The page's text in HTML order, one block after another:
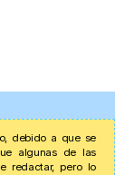
debido a que se
algunas de las
redactar, pero lo